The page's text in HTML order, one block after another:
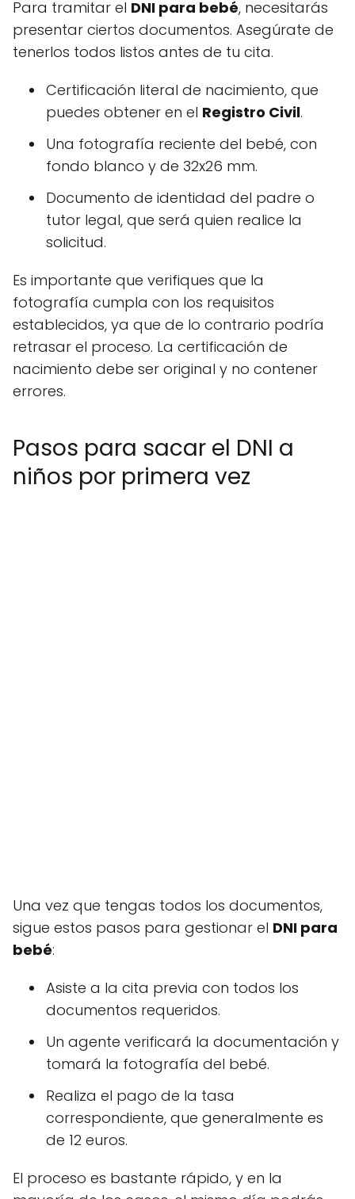
Para tramitar el DNI para bebé, necesitarás
presentar ciertos documentos. Asegúrate de
tenerlos todos listos antes de tu cita.
Certificación literal de nacimiento, que
puedes obtener en el Registro Civil.
Una fotografía reciente del bebé, con
fondo blanco y de 32x26 mm.
Documento de identidad del padre o
tutor legal, que será quien realice la
solicitud.
Es importante que verifiques que la
fotografía cumpla con los requisitos
establecidos, ya que de lo contrario podría
retrasar el proceso. La certificación de
nacimiento debe ser original y no contener
errores.
Pasos para sacar el DNI a
niños por primera vez
Una vez que tengas todos los documentos,
sigue estos pasos para gestionar el DNI para
bebé:
Asiste a la cita previa con todos los
documentos requeridos.
Un agente verificará la documentación y
tomará la fotografía del bebé.
Realiza el pago de la tasa
correspondiente, que generalmente es
de 12 euros.
El proceso es bastante rápido, y en la